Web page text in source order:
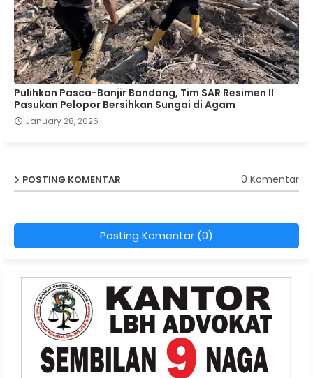
Pulihkan Pasca-Banjir Bandang, Tim SAR Resimen II
Pasukan Pelopor Bersihkan Sungai di Agam
January 28, 2026
POSTING KOMENTAR 0 Komentar
Posting Komentar (0)